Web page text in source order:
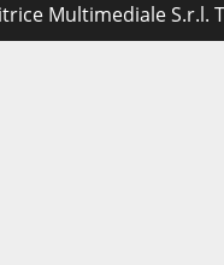
Multimediale S.r.l.